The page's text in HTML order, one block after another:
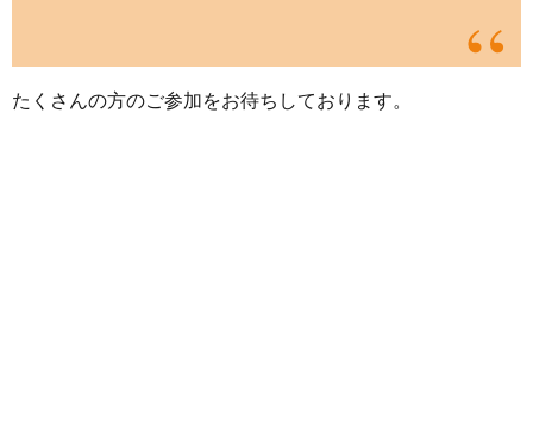
たくさんの方のご参加をお待ちしております。